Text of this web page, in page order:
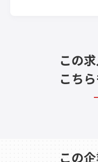
この
こち
この